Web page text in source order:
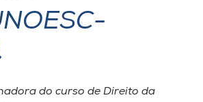
do curso de Direito da